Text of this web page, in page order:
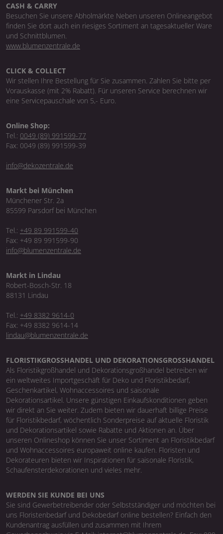
CASH & CARRY
Besuchen Sie unsere Abholmärkte Neben unseren Onlineangebot
finden Sie dort auch ein riesiges Sortiment an tagesaktueller Ware
und Schnittblumen.
www.blumenzentrale.de
CLICK & COLLECT
Wir stellen Ihre Bestellung für Sie zusammen. Zahlen Sie bitte per
Vorauskasse (mit 2% Rabatt). Für unseren Service berechnen wir
eine Servicepauschale von 5,- Euro.
Online Shop:
Tel.: 0049 (89) 991599-77
Fax: 0049 (89) 991599-39
info@dekozentrale.de
Markt bei München
Münchener Str. 2a
85599 Parsdorf bei München
Tel.: +49 89 991599-40
Fax: +49 89 991599-90
info@blumenzentrale.de
Markt in Lindau
Robert-Bosch-Str. 18
88131 Lindau
Tel.: +49 8382 9614-0
Fax: +49 8382 9614-14
lindau@blumenzentrale.de
FLORISTIKGROSSHANDEL UND DEKORATIONSGROSSHANDEL
Als Floristikgroßhandel und Dekorationsgroßhandel betreiben wir
ein weltweites Importgeschäft für Deko und Floristikbedarf,
Geschenkartikel, Wohnaccessoires und saisonale
Dekorationsartikel. Unsere günstigen Einkaufskonditionen geben
wir direkt an Sie weiter. Zudem bieten wir dauerhaft billige Preise
für Floristikbedarf, wöchentlich Sonderpreise auf aktuelle Floristik
und Dekorationsartikel sowie Rabatte und Aktionen an. Über
unseren Onlineshop können Sie unser Sortiment an Floristikbedarf
und Wohnaccessoires europaweit online kaufen. Floristen und
Dekorateuren bieten wir Inspirationen für saisonale Floristik,
Schaufensterdekorationen und vieles mehr.
WERDEN SIE KUNDE BEI UNS
Sie sind Gewerbetreibender oder Selbstständiger und möchten bei
uns Floristenbedarf und Dekobedarf online bestellen? Einfach den
Kundenantrag ausfüllen und zusammen mit Ihrem